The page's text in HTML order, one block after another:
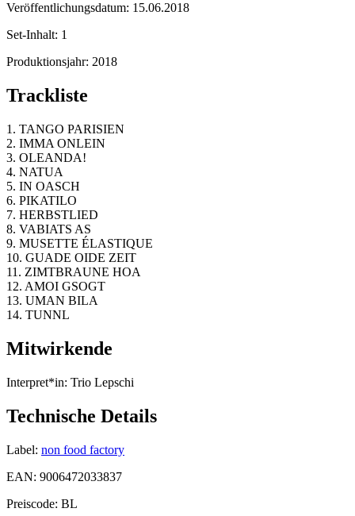
Veröffentlichungsdatum: 15.06.2018
Set-Inhalt: 1
Produktionsjahr: 2018
Trackliste
1. TANGO PARISIEN
2. IMMA ONLEIN
3. OLEANDA!
4. NATUA
5. IN OASCH
6. PIKATILO
7. HERBSTLIED
8. VABIATS AS
9. MUSETTE ÉLASTIQUE
10. GUADE OIDE ZEIT
11. ZIMTBRAUNE HOA
12. AMOI GSOGT
13. UMAN BILA
14. TUNNL
Mitwirkende
Interpret*in: Trio Lepschi
Technische Details
Label: non food factory
EAN: 9006472033837
Preiscode: BL